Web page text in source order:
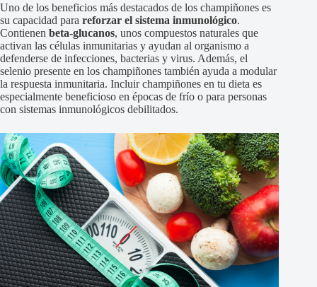
Uno de los beneficios más destacados de los champiñones es
su capacidad para reforzar el sistema inmunológico.
Contienen beta-glucanos, unos compuestos naturales que
activan las células inmunitarias y ayudan al organismo a
defenderse de infecciones, bacterias y virus. Además, el
selenio presente en los champiñones también ayuda a modular
la respuesta inmunitaria. Incluir champiñones en tu dieta es
especialmente beneficioso en épocas de frío o para personas
con sistemas inmunológicos debilitados.